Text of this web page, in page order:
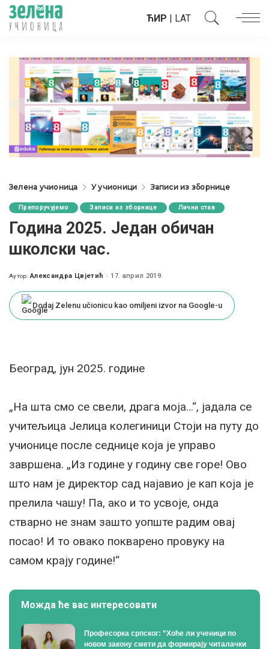
ЋИР | LAT
Зелена учионица У учионици Записи из зборнице
Препоручујемо Записи из зборнице Лични став
Година 2025. Један обичан
школски час.
Posted
Аутор: Александра Цвјетић 17. април 2019.
Dodaj Zelenu učionicu kao omiljeni izvor na Google-u
Београд, јун 2025. године
„На шта смо се свели, драга моја…“, јадала се
учитељица Јелица колегиници Стоји на путу до
учионице после седнице која је управо
завршена. „Из године у годину све горе! Ово
што нам је директор сад најавио је кап која је
прелила чашу! Па, ако и то усвоје, онда
стварно не знам зашто уопште радим овај
посао! И то овако покварено провуку на
самом крају године!“
Можда ће вас интересовати
Професорка српског: ”Хоће ли ученици по
новом закону смети да формирају читалачки